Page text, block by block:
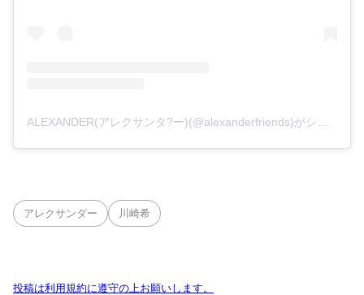
アレクサンダー 川崎希